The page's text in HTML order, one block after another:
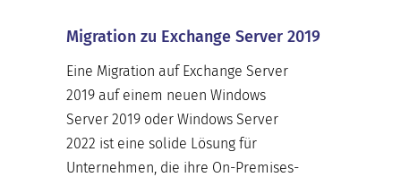
Migration zu Exchange Server 2019
Eine Migration auf Exchange Server
2019 auf einem neuen Windows
Server 2019 oder Windows Server
2022 ist eine solide Lösung für
Unternehmen, die ihre On-Premises-